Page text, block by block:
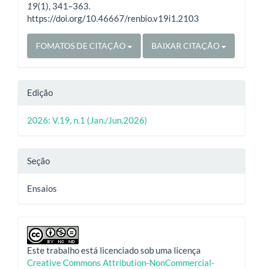
19(1), 341–363.
https://doi.org/10.46667/renbio.v19i1.2103
FOMATOS DE CITAÇÃO BAIXAR CITAÇÃO
Edição
2026: V.19, n.1 (Jan./Jun.2026)
Seção
Ensaios
Este trabalho está licenciado sob uma licença
Creative Commons Attribution-NonCommercial-